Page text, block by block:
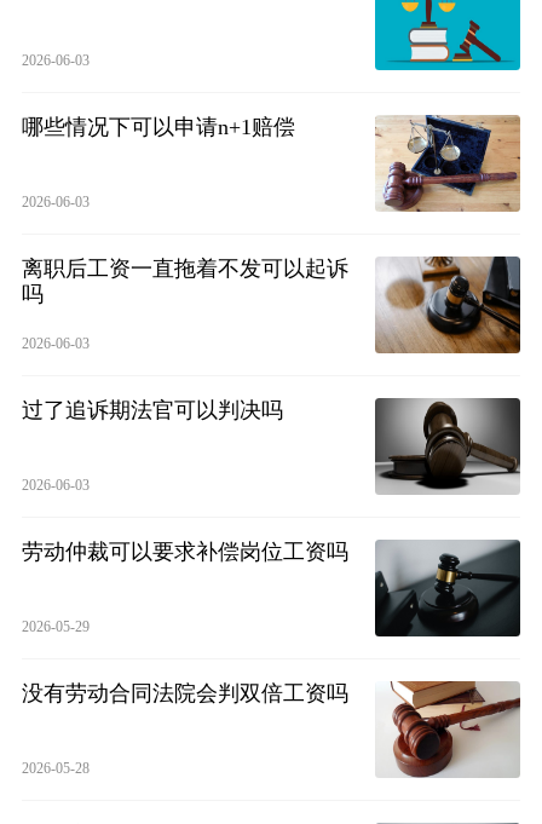
2026-06-03
哪些情况下可以申请n+1赔偿
2026-06-03
离职后工资一直拖着不发可以起诉
吗
2026-06-03
过了追诉期法官可以判决吗
2026-06-03
劳动仲裁可以要求补偿岗位工资吗
2026-05-29
没有劳动合同法院会判双倍工资吗
2026-05-28